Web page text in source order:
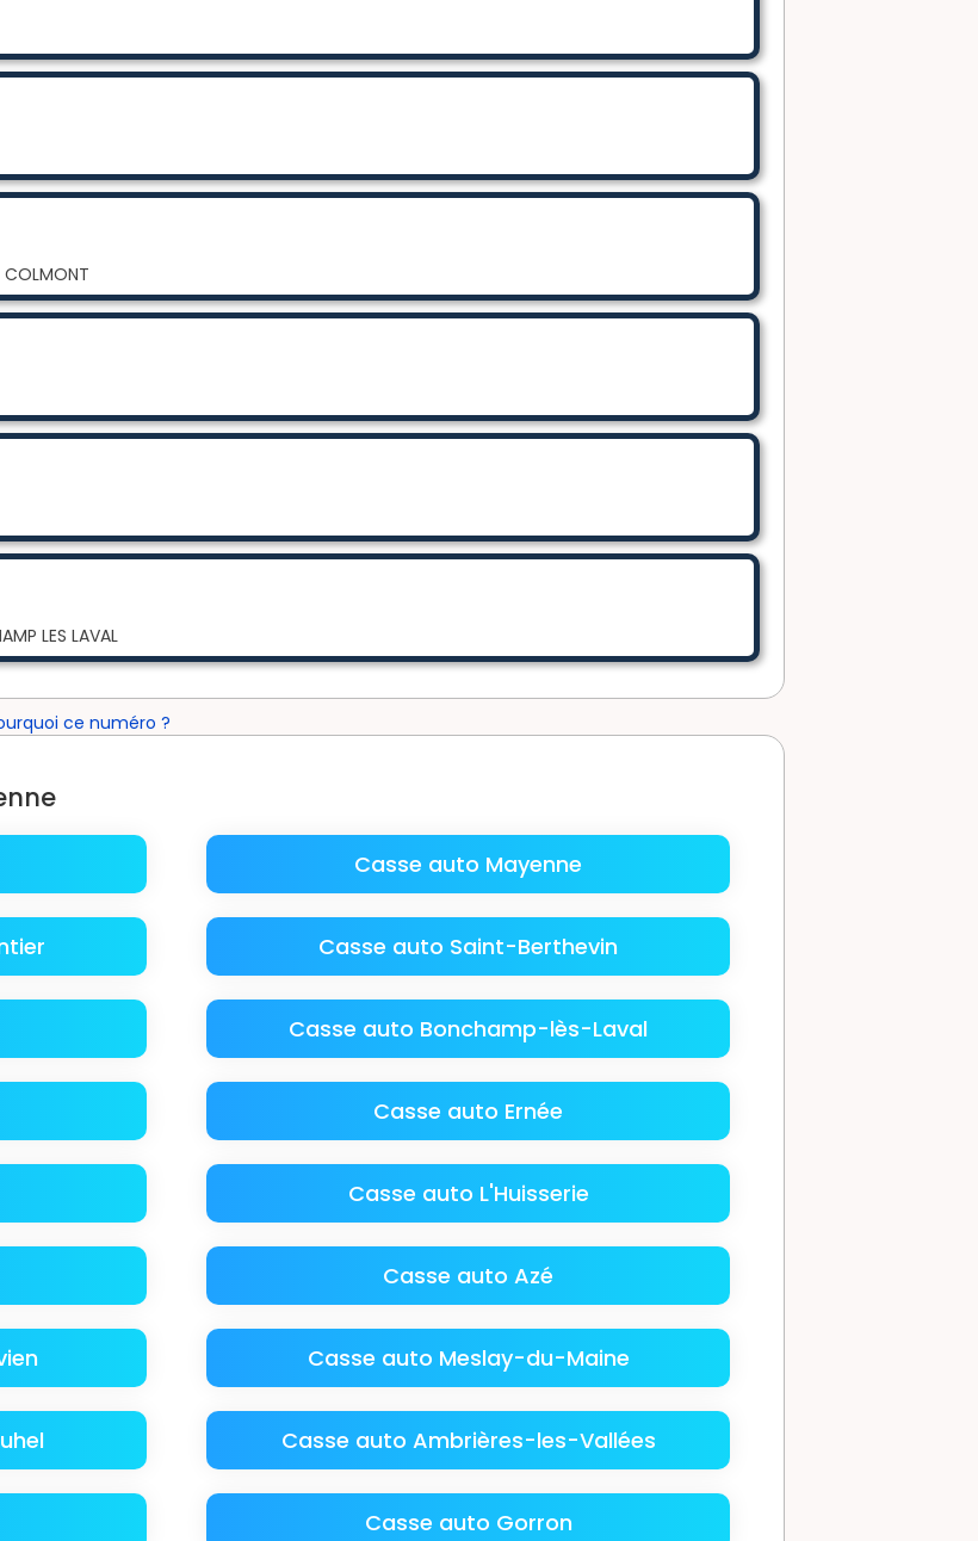
LES LAVAL
ce numéro ?
Casse auto Mayenne
Casse auto Saint-Berthevin
Casse auto Bonchamp-lès-Laval
Casse auto Ernée
Casse auto L'Huisserie
Casse auto Azé
Casse auto Meslay-du-Maine
Casse auto Ambrières-les-Vallées
Casse auto Gorron